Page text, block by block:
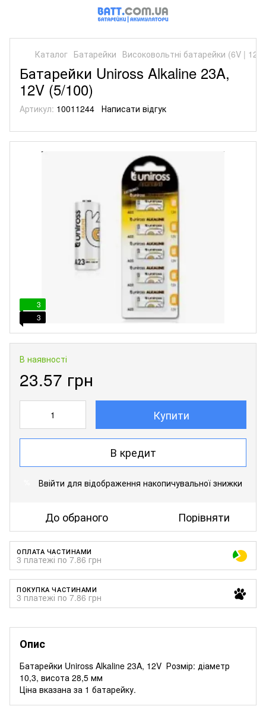
Каталог Батарейки Високовольтні батарейки (6V | 12V)
Батарейки Uniross Alkaline 23A,
12V (5/100)
Артикул: 10011244 Написати відгук
3
3
В наявності
23.57 грн
Купити
В кредит
Ввійти для відображення накопичувальної знижки
До обраного Порівняти
ОПЛАТА ЧАСТИНАМИ
3 платежі по 7.86 грн
ПОКУПКА ЧАСТИНАМИ
3 платежі по 7.86 грн
Опис
Батарейки Uniross Alkaline 23A, 12V Розмір: діаметр
10,3, висота 28,5 мм
Ціна вказана за 1 батарейку.